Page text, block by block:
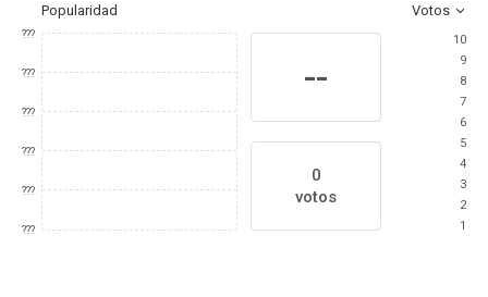
Popularidad Votos
???
???
???
???
???
???
--
0
votos
10
9
8
7
6
5
4
3
2
1